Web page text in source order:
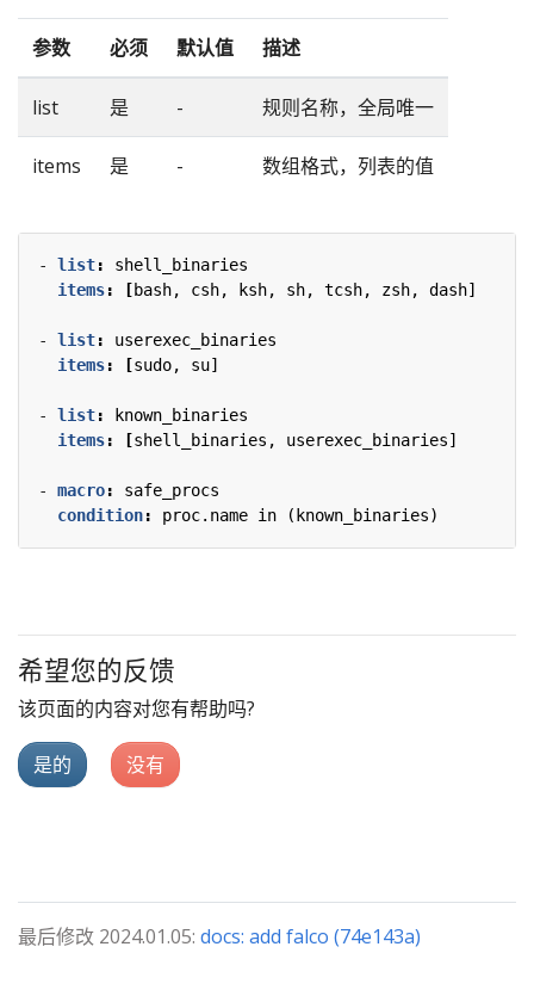
参数 必须 默认值 描述
list 是 - 规则名称，全局唯一
items 是 - 数组格式，列表的值
- list:
shell_binaries
items: [bash, csh, ksh, sh, tcsh, zsh, dash]
- list:
userexec_binaries
items: [sudo, su]
- list:
known_binaries
items: [shell_binaries, userexec_binaries]
- macro:
safe_procs
condition: proc.name in (known_binaries)
希望您的反馈
该页面的内容对您有帮助吗?
是的 没有
最后修改 2024.01.05: docs: add falco (74e143a)